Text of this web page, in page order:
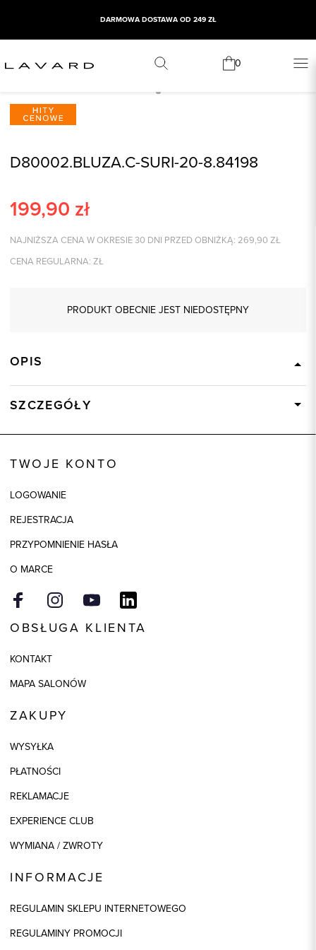
DARMOWA DOSTAWA OD 249 ZŁ
0
D80002.BLUZA.C-SURI-20-8.84198
199,90 zł
NAJNIŻSZA CENA W OKRESIE 30 DNI PRZED OBNIŻKĄ: 269,90 ZŁ
CENA REGULARNA: ZŁ
PRODUKT OBECNIE JEST NIEDOSTĘPNY
OPIS
SZCZEGÓŁY
Kolor
Model
TWOJE KONTO
LOGOWANIE
REJESTRACJA
PRZYPOMNIENIE HASŁA
O MARCE
OBSŁUGA KLIENTA
KONTAKT
MAPA SALONÓW
ZAKUPY
WYSYŁKA
PŁATNOŚCI
REKLAMACJE
EXPERIENCE CLUB
WYMIANA / ZWROTY
INFORMACJE
REGULAMIN SKLEPU INTERNETOWEGO
REGULAMINY PROMOCJI